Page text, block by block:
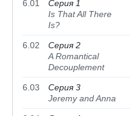
6.01
Серия 1
Is That All There
Is?
6.02
Серия 2
A Romantical
Decouplement
6.03
Серия 3
Jeremy and Anna